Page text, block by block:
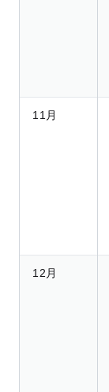
11月
12月